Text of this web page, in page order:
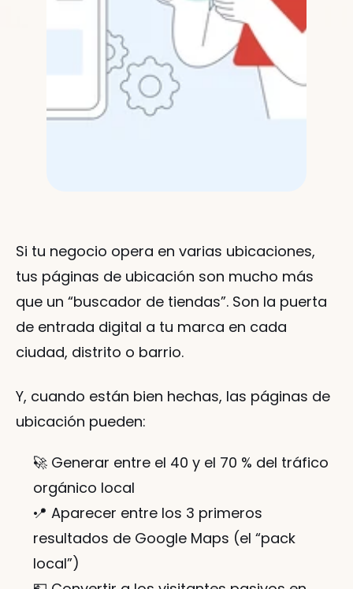
Si tu negocio opera en varias ubicaciones,
tus páginas de ubicación son mucho más
que un “buscador de tiendas”. Son la puerta
de entrada digital a tu marca en cada
ciudad, distrito o barrio.
Y, cuando están bien hechas, las páginas de
ubicación pueden:
🚀 Generar entre el 40 y el 70 % del tráfico
orgánico local
📍 Aparecer entre los 3 primeros
resultados de Google Maps (el “pack
local”)